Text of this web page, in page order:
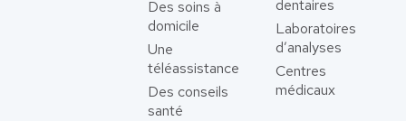
Des soins à
domicile
Une
téléassistance
Des conseils
santé
dentaires
Laboratoires
d’analyses
Centres
médicaux